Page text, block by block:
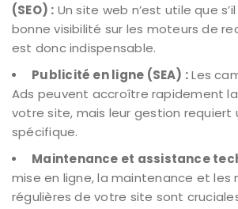
(SEO) : Un site web n’est utile que
bonne visibilité sur les moteurs de
est donc indispensable.
Publicité en ligne (SEA) :Les
Ads peuvent accroître rapidement
votre site, mais leur gestion requiert
spécifique.
Maintenance et assistance
mise en ligne, la maintenance et les
régulières de votre site sont